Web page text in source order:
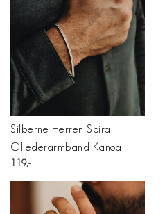
Silberne Herren Spiral
Gliederarmband Kanoa
119